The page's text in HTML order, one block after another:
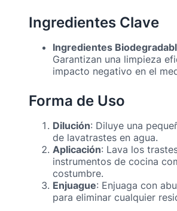
Ingredientes Clave
Ingredientes
Garantizan una limpieza
impacto negativo en el
Forma de Uso
Dilución: Diluye una
de lavatrastes en agua.
Aplicación: Lava los
instrumentos de cocina
costumbre.
Enjuague: Enjuaga con
para eliminar cualquier